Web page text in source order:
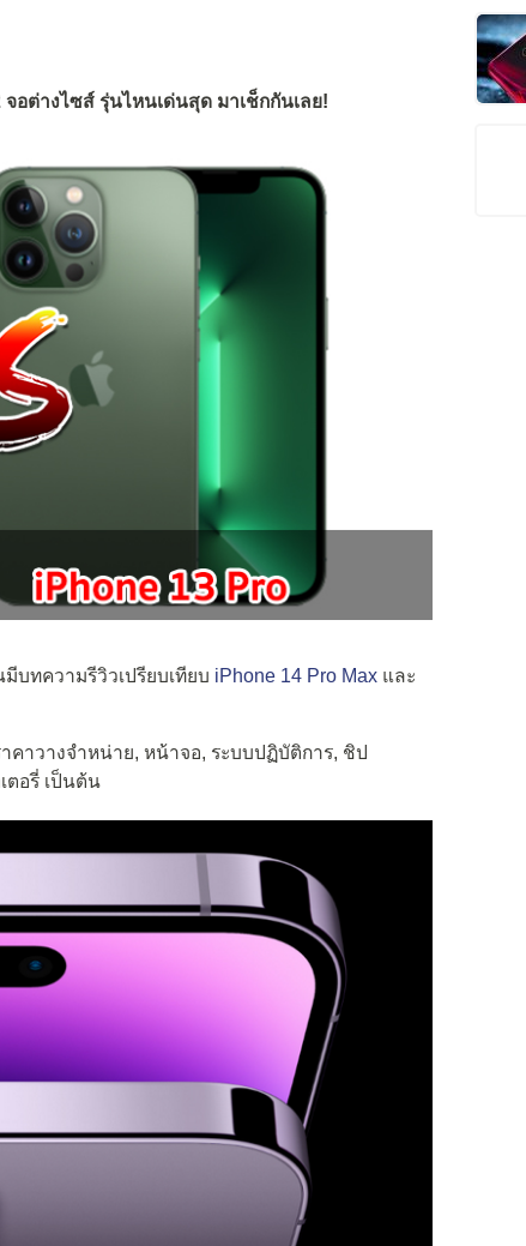
จอต่างไซส์ รุ่นไหนเด่นสุด มาเช็กกันเลย!
บทความรีวิวเปรียบเทียบ iPhone 14 Pro Max และ
คาวางจำหน่าย, หน้าจอ, ระบบปฏิบัติการ, ชิป
ตอรี่ เป็นต้น